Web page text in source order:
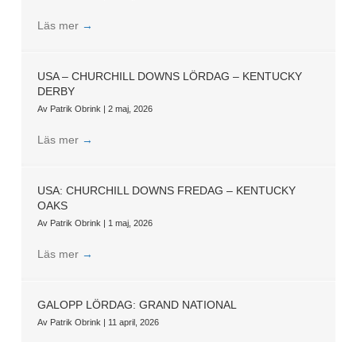
Läs mer →
USA – CHURCHILL DOWNS LÖRDAG – KENTUCKY
DERBY
Av Patrik Obrink | 2 maj, 2026
Läs mer →
USA: CHURCHILL DOWNS FREDAG – KENTUCKY
OAKS
Av Patrik Obrink | 1 maj, 2026
Läs mer →
GALOPP LÖRDAG: GRAND NATIONAL
Av Patrik Obrink | 11 april, 2026